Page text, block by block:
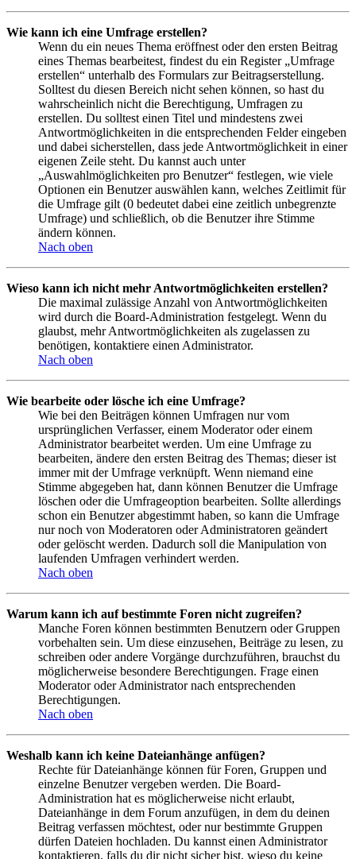
Wie kann ich eine Umfrage erstellen?
Wenn du ein neues Thema eröffnest oder den ersten Beitrag
eines Themas bearbeitest, findest du ein Register „Umfrage
erstellen“ unterhalb des Formulars zur Beitragserstellung.
Solltest du diesen Bereich nicht sehen können, so hast du
wahrscheinlich nicht die Berechtigung, Umfragen zu
erstellen. Du solltest einen Titel und mindestens zwei
Antwortmöglichkeiten in die entsprechenden Felder eingeben
und dabei sicherstellen, dass jede Antwortmöglichkeit in einer
eigenen Zeile steht. Du kannst auch unter
„Auswahlmöglichkeiten pro Benutzer“ festlegen, wie viele
Optionen ein Benutzer auswählen kann, welches Zeitlimit für
die Umfrage gilt (0 bedeutet dabei eine zeitlich unbegrenzte
Umfrage) und schließlich, ob die Benutzer ihre Stimme
ändern können.
Nach oben
Wieso kann ich nicht mehr Antwortmöglichkeiten erstellen?
Die maximal zulässige Anzahl von Antwortmöglichkeiten
wird durch die Board-Administration festgelegt. Wenn du
glaubst, mehr Antwortmöglichkeiten als zugelassen zu
benötigen, kontaktiere einen Administrator.
Nach oben
Wie bearbeite oder lösche ich eine Umfrage?
Wie bei den Beiträgen können Umfragen nur vom
ursprünglichen Verfasser, einem Moderator oder einem
Administrator bearbeitet werden. Um eine Umfrage zu
bearbeiten, ändere den ersten Beitrag des Themas; dieser ist
immer mit der Umfrage verknüpft. Wenn niemand eine
Stimme abgegeben hat, dann können Benutzer die Umfrage
löschen oder die Umfrageoption bearbeiten. Sollte allerdings
schon ein Benutzer abgestimmt haben, so kann die Umfrage
nur noch von Moderatoren oder Administratoren geändert
oder gelöscht werden. Dadurch soll die Manipulation von
laufenden Umfragen verhindert werden.
Nach oben
Warum kann ich auf bestimmte Foren nicht zugreifen?
Manche Foren können bestimmten Benutzern oder Gruppen
vorbehalten sein. Um diese einzusehen, Beiträge zu lesen, zu
schreiben oder andere Vorgänge durchzuführen, brauchst du
möglicherweise besondere Berechtigungen. Frage einen
Moderator oder Administrator nach entsprechenden
Berechtigungen.
Nach oben
Weshalb kann ich keine Dateianhänge anfügen?
Rechte für Dateianhänge können für Foren, Gruppen und
einzelne Benutzer vergeben werden. Die Board-
Administration hat es möglicherweise nicht erlaubt,
Dateianhänge in dem Forum anzufügen, in dem du deinen
Beitrag verfassen möchtest, oder nur bestimmte Gruppen
dürfen Dateien hochladen. Du kannst einen Administrator
kontaktieren, falls du dir nicht sicher bist, wieso du keine